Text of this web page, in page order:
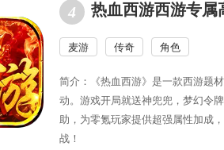
热血西游西游专属
麦游 传奇 角色
简介：《热血西游》是一款西游题
动。游戏开局就送神兜兜，梦幻令
助，为零氪玩家提供超强属性加成
战！